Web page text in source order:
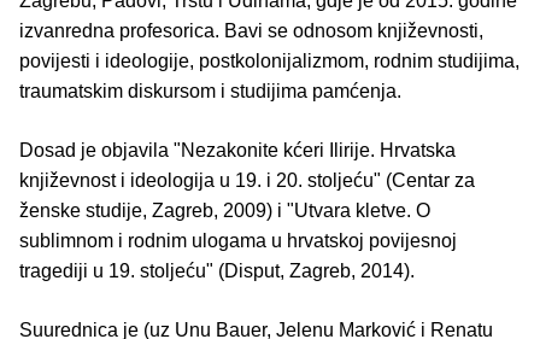
izvanredna profesorica. Bavi se odnosom književnosti,
povijesti i ideologije, postkolonijalizmom, rodnim studijima,
traumatskim diskursom i studijima pamćenja.
Dosad je objavila "Nezakonite kćeri Ilirije. Hrvatska
književnost i ideologija u 19. i 20. stoljeću" (Centar za
ženske studije, Zagreb, 2009) i "Utvara kletve. O
sublimnom i rodnim ulogama u hrvatskoj povijesnoj
tragediji u 19. stoljeću" (Disput, Zagreb, 2014).
Suurednica je (uz Unu Bauer, Jelenu Marković i Renatu